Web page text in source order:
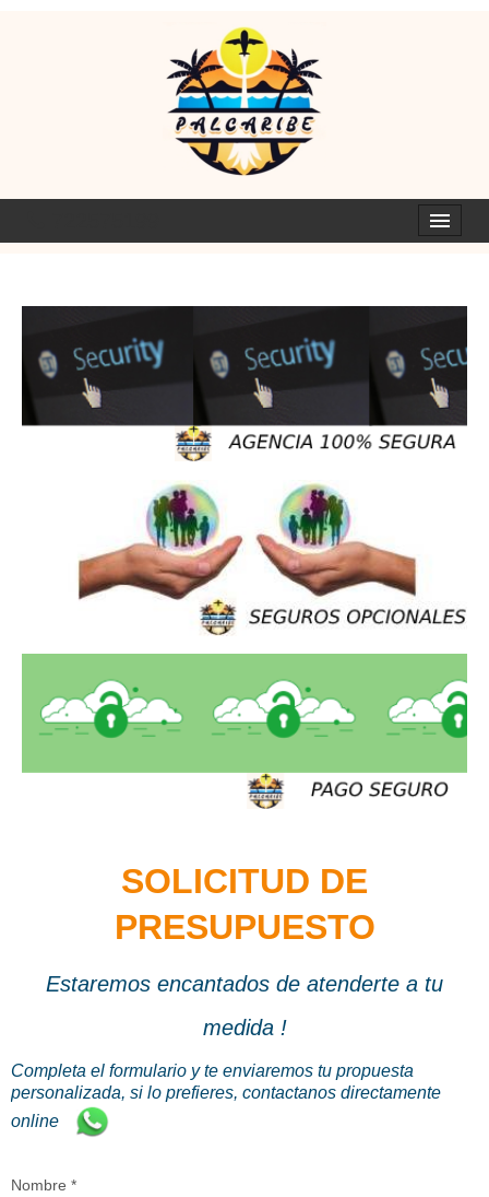
HOTELES
ISLAS
DESTINOS CON SABOR
OTROS DESTINOS
DISNEYLAND
SOLICITUD DE
PRESUPUESTO
Estaremos encantados de atenderte a tu
medida !
Completa el formulario y te enviaremos tu propuesta
personalizada, si lo prefieres, contactanos directamente
online
Nombre *
Nombre *